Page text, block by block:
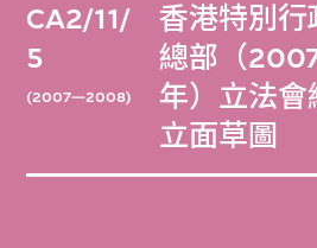
CA2/11/
5
(2007—2008)
香港特別行
總部（
年）立法會
立面草圖